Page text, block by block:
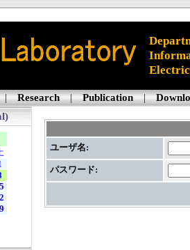
Research|Publication|
ユーザ名:
パスワード: